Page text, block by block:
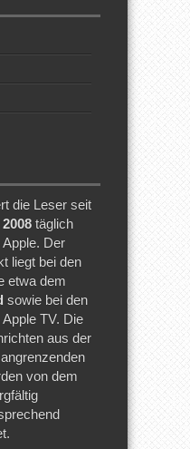
die Leser seit
täglich
Der
liegt bei den
etwa dem
sowie bei den
TV. Die
aus der
von dem